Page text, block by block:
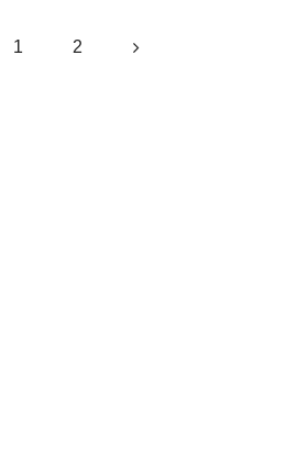
1 2 次